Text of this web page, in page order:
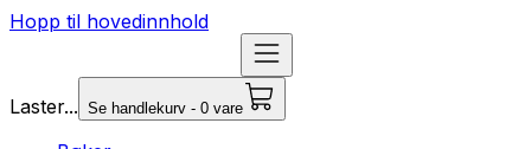
Hopp til hovedinnhold
Laster... Se handlekurv - 0 vare